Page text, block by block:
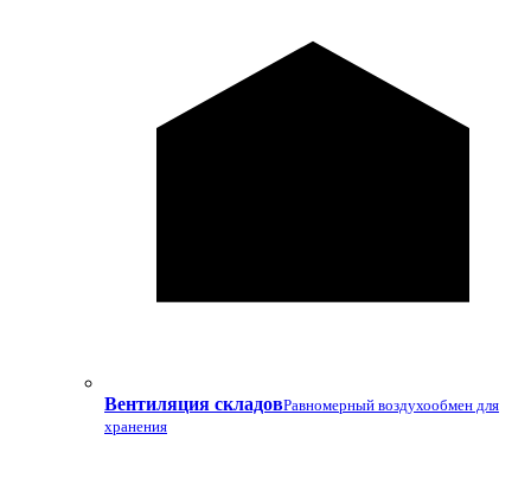
Вентиляция складовРавномерный воздухообмен для
хранения